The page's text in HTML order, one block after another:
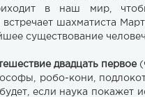
в наш мир,
шахматиста
существование
двадцать первое
робо-кони,
если наука покажет